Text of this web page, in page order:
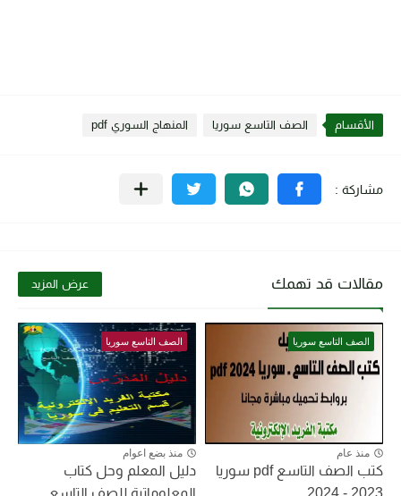
الأقسام الصف التاسع سوريا المنهاج السوري pdf
مقالات قد تهمك عرض المزيد
الصف التاسع سوريا
منذ عام
كتب الصف التاسع pdf سوريا
2023 - 2024
الصف التاسع سوريا
منذ بضع اعوام
دليل المعلم وحل كتاب
المعلوماتية للصف التاسع